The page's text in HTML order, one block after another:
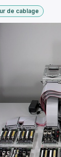
de cablage